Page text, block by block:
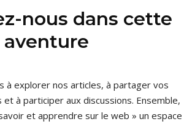
nous dans cette
aventure
à explorer nos articles, à partager vos
à participer aux discussions. Ensemble,
et apprendre sur le web » un espace